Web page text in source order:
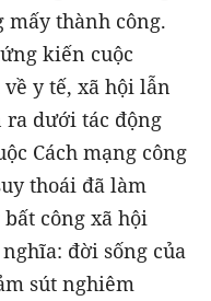
thành công.
kiến cuộc
y tế, xã hội lẫn
dưới tác động
Cách mạng công
thoái đã làm
công xã hội
đời sống của
sút nghiêm